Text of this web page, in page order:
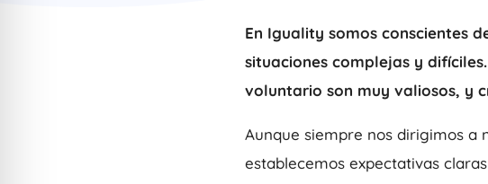
En Iguality somos conscientes
situaciones complejas y
voluntario son muy valiosos, y
Aunque siempre nos dirigimos a
establecemos expectativas